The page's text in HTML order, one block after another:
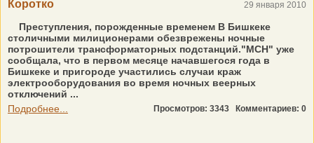
Коротко 29 января 2010
Преступления, порожденные временем В Бишкеке
столичными милиционерами обезврежены ночные
потрошители трансформаторных подстанций."МСН" уже
сообщала, что в первом месяце начавшегося года в
Бишкеке и пригороде участились случаи краж
электрооборудования во время ночных веерных
отключений ...
Подробнее...
Просмотров: 3343 Комментариев: 0